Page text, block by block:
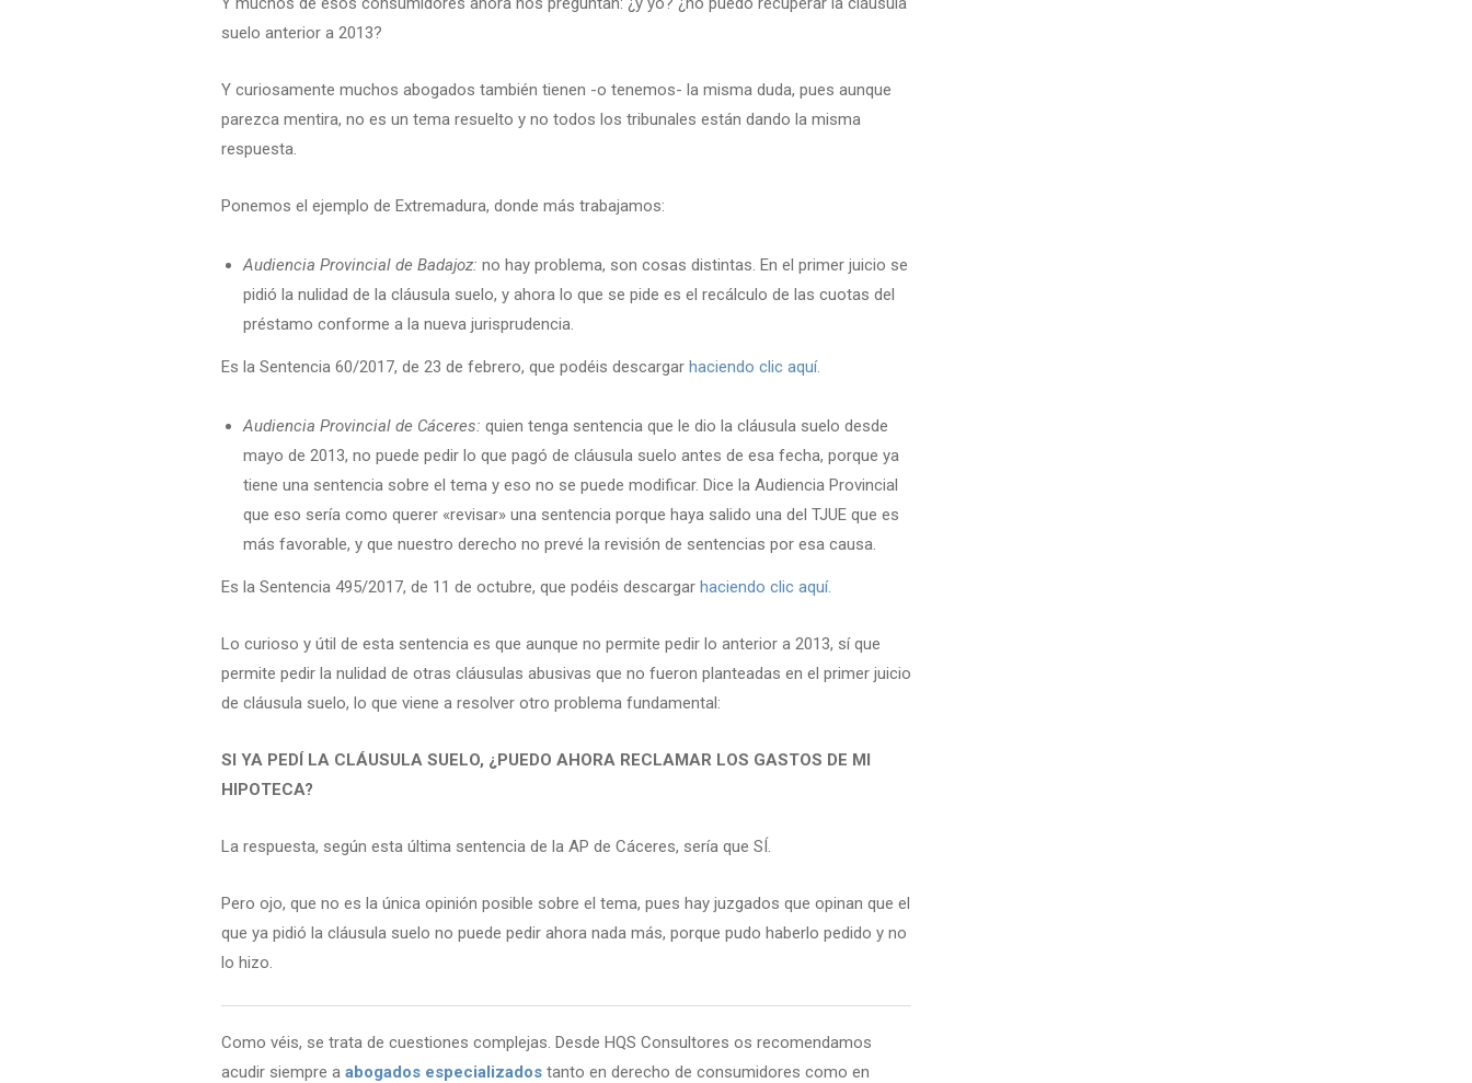
suelo anterior a 2013?
Y curiosamente muchos abogados también tienen -o tenemos- la misma duda, pues aunque
parezca mentira, no es un tema resuelto y no todos los tribunales están dando la misma
respuesta.
Ponemos el ejemplo de Extremadura, donde más trabajamos:
Audiencia Provincial de Badajoz: no hay problema, son cosas distintas. En el primer juicio se
pidió la nulidad de la cláusula suelo, y ahora lo que se pide es el recálculo de las cuotas del
préstamo conforme a la nueva jurisprudencia.
Es la Sentencia 60/2017, de 23 de febrero, que podéis descargar haciendo clic aquí.
Audiencia Provincial de Cáceres: quien tenga sentencia que le dio la cláusula suelo desde
mayo de 2013, no puede pedir lo que pagó de cláusula suelo antes de esa fecha, porque ya
tiene una sentencia sobre el tema y eso no se puede modificar. Dice la Audiencia Provincial
que eso sería como querer «revisar» una sentencia porque haya salido una del TJUE que es
más favorable, y que nuestro derecho no prevé la revisión de sentencias por esa causa.
Es la Sentencia 495/2017, de 11 de octubre, que podéis descargar haciendo clic aquí.
Lo curioso y útil de esta sentencia es que aunque no permite pedir lo anterior a 2013, sí que
permite pedir la nulidad de otras cláusulas abusivas que no fueron planteadas en el primer juicio
de cláusula suelo, lo que viene a resolver otro problema fundamental:
SI YA PEDÍ LA CLÁUSULA SUELO, ¿PUEDO AHORA RECLAMAR LOS GASTOS DE MI
HIPOTECA?
La respuesta, según esta última sentencia de la AP de Cáceres, sería que SÍ.
Pero ojo, que no es la única opinión posible sobre el tema, pues hay juzgados que opinan que el
que ya pidió la cláusula suelo no puede pedir ahora nada más, porque pudo haberlo pedido y no
lo hizo.
Como véis, se trata de cuestiones complejas. Desde HQS Consultores os recomendamos
acudir siempre a abogados especializados tanto en derecho de consumidores como en